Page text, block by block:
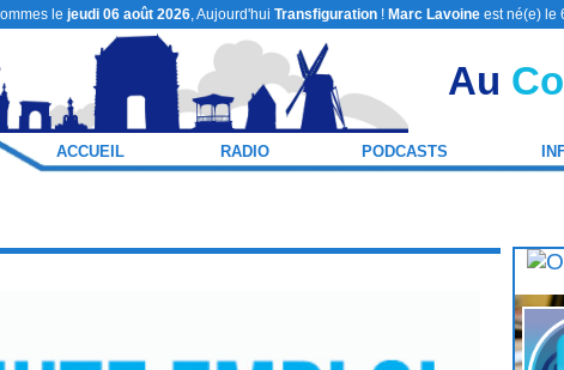
le jeudi 06 août 2026, Aujourd'hui Transfiguration! Marc Lavoineest né(e) le
Au
ACCUEIL RADIO PODCASTS